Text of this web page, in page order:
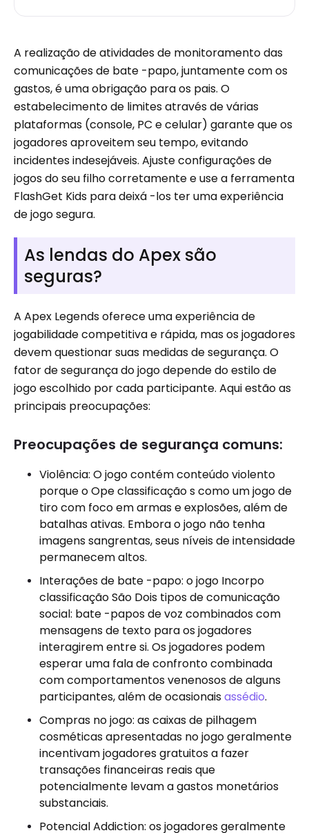
A realização de atividades de monitoramento das
comunicações de bate -papo, juntamente com os
gastos, é uma obrigação para os pais. O
estabelecimento de limites através de várias
plataformas (console, PC e celular) garante que os
jogadores aproveitem seu tempo, evitando
incidentes indesejáveis. Ajuste configurações de
jogos do seu filho corretamente e use a ferramenta
FlashGet Kids para deixá -los ter uma experiência
de jogo segura.
As lendas do Apex são
seguras?
A Apex Legends oferece uma experiência de
jogabilidade competitiva e rápida, mas os jogadores
devem questionar suas medidas de segurança. O
fator de segurança do jogo depende do estilo de
jogo escolhido por cada participante. Aqui estão as
principais preocupações:
Preocupações de segurança comuns:
Violência: O jogo contém conteúdo violento
porque o Ope classificação s como um jogo de
tiro com foco em armas e explosões, além de
batalhas ativas. Embora o jogo não tenha
imagens sangrentas, seus níveis de intensidade
permanecem altos.
Interações de bate -papo: o jogo Incorpo
classificação São Dois tipos de comunicação
social: bate -papos de voz combinados com
mensagens de texto para os jogadores
interagirem entre si. Os jogadores podem
esperar uma fala de confronto combinada
com comportamentos venenosos de alguns
participantes, além de ocasionaisassédio.
Compras no jogo: as caixas de pilhagem
cosméticas apresentadas no jogo geralmente
incentivam jogadores gratuitos a fazer
transações financeiras reais que
potencialmente levam a gastos monetários
substanciais.
Potencial Addiction: os jogadores geralmente